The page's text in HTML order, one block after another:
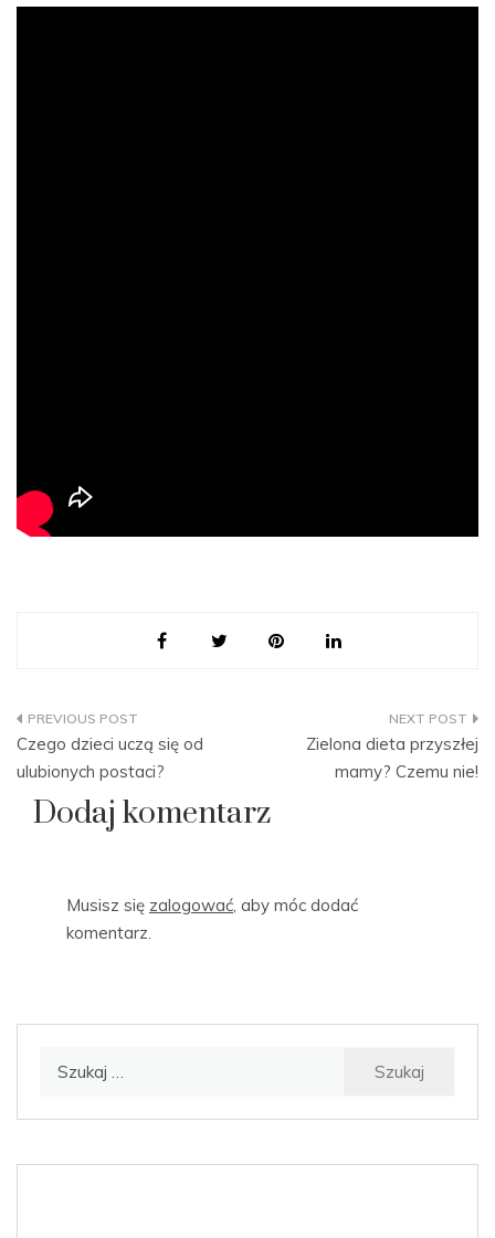
Nawigacja
wpisu
Czego dzieci uczą się od
ulubionych postaci?
Zielona dieta przyszłej
mamy? Czemu nie!
Dodaj komentarz
Musisz się zalogować , aby móc dodać
komentarz.